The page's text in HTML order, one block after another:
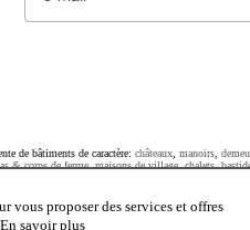
de bâtiments de caractère: châteaux manoirs
& corps de ferme,maisons de village,chalets,
proposer des services et offres
En savoir plus